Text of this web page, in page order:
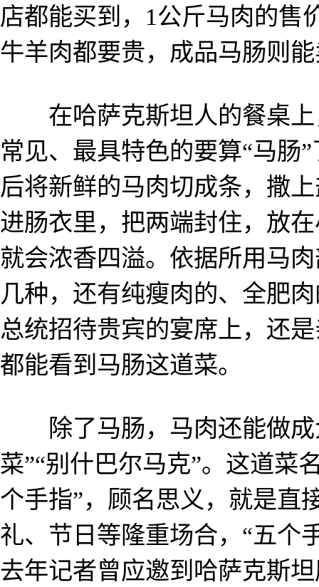
店都能买到，1公斤马肉的售
牛羊肉都要贵，成品马肠则
在哈萨克斯坦人的餐桌上
常见、最具特色的要算“马肠
后将新鲜的马肉切成条，撒
进肠衣里，把两端封住，放
就会浓香四溢。依据所用马
几种，还有纯瘦肉的、全肥
总统招待贵宾的宴席上，还
都能看到马肠这道菜。
除了马肠，马肉还能做成
菜”“别什巴尔马克”。这道菜
个手指”，顾名思义，就是直
礼、节日等隆重场合，“五个
去年记者曾应邀到哈萨克斯